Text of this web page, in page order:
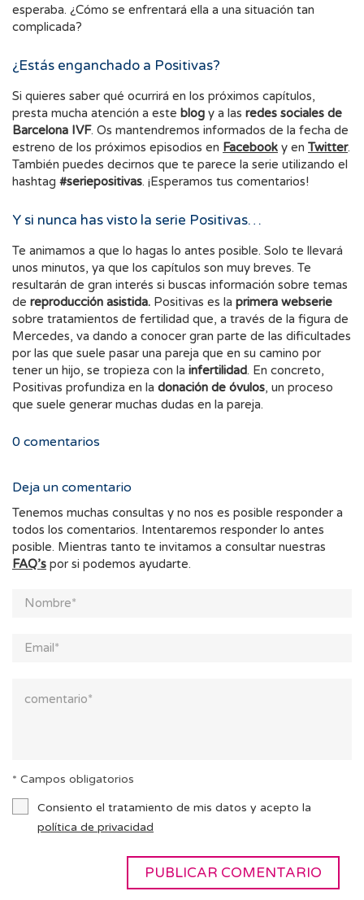
esperaba. ¿Cómo se enfrentará ella a una situación tan
complicada?
¿Estás enganchado a Positivas?
Si quieres saber qué ocurrirá en los próximos capítulos,
presta mucha atención a este blog y a las redes sociales de
Barcelona IVF. Os mantendremos informados de la fecha de
estreno de los próximos episodios en Facebook y en Twitter.
También puedes decirnos que te parece la serie utilizando el
hashtag #seriepositivas. ¡Esperamos tus comentarios!
Y si nunca has visto la serie Positivas…
Te animamos a que lo hagas lo antes posible. Solo te llevará
unos minutos, ya que los capítulos son muy breves. Te
resultarán de gran interés si buscas información sobre temas
de reproducción asistida. Positivas es la primera webserie
sobre tratamientos de fertilidad que, a través de la figura de
Mercedes, va dando a conocer gran parte de las dificultades
por las que suele pasar una pareja que en su camino por
tener un hijo, se tropieza con la infertilidad. En concreto,
Positivas profundiza en la donación de óvulos, un proceso
que suele generar muchas dudas en la pareja.
0 comentarios
Deja un comentario
Tenemos muchas consultas y no nos es posible responder a
todos los comentarios. Intentaremos responder lo antes
posible. Mientras tanto te invitamos a consultar nuestras
FAQ’s por si podemos ayudarte.
* Campos obligatorios
Consiento el tratamiento de mis datos y acepto la
política de privacidad